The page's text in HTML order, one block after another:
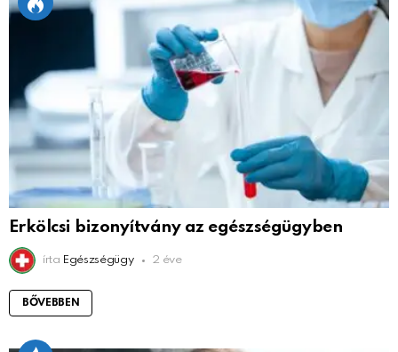
Erkölcsi bizonyítvány az egészségügyben
írta Egészségügy 2 éve
BŐVEBBEN